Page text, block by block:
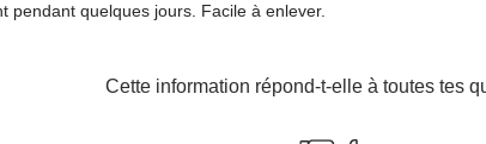
pendant quelques jours. Facile à enlever.
Cette information répond-t-elle à toutes tes